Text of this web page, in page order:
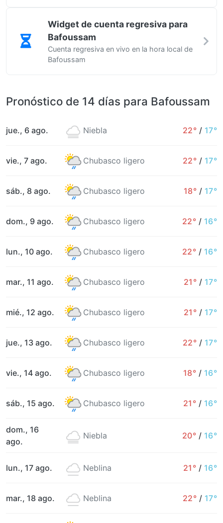
Widget de cuenta regresiva para
Bafoussam
Cuenta regresiva en vivo en la hora local de
Bafoussam
Pronóstico de 14 días para Bafoussam
jue., 6 ago. Niebla 22° / 17°
vie., 7 ago. Chubasco ligero 22° / 17°
sáb., 8 ago. Chubasco ligero 18° / 17°
dom., 9 ago. Chubasco ligero 22° / 16°
lun., 10 ago. Chubasco ligero 22° / 16°
mar., 11 ago. Chubasco ligero 21° / 17°
mié., 12 ago. Chubasco ligero 21° / 17°
jue., 13 ago. Chubasco ligero 22° / 17°
vie., 14 ago. Chubasco ligero 18° / 16°
sáb., 15 ago. Chubasco ligero 21° / 16°
dom., 16
ago.
Niebla 20° / 16°
lun., 17 ago. Neblina 21° / 16°
mar., 18 ago. Neblina 22° / 17°